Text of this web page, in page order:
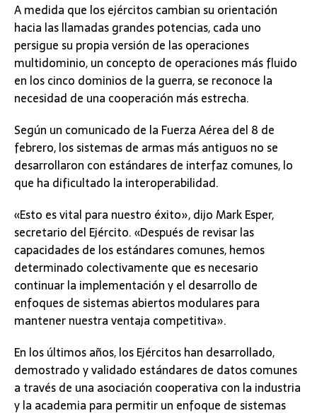
A medida que los ejércitos cambian su orientación
hacia las llamadas grandes potencias, cada uno
persigue su propia versión de las operaciones
multidominio, un concepto de operaciones más fluido
en los cinco dominios de la guerra, se reconoce la
necesidad de una cooperación más estrecha.
Según un comunicado de la Fuerza Aérea del 8 de
febrero, los sistemas de armas más antiguos no se
desarrollaron con estándares de interfaz comunes, lo
que ha dificultado la interoperabilidad.
«Esto es vital para nuestro éxito», dijo Mark Esper,
secretario del Ejército. «Después de revisar las
capacidades de los estándares comunes, hemos
determinado colectivamente que es necesario
continuar la implementación y el desarrollo de
enfoques de sistemas abiertos modulares para
mantener nuestra ventaja competitiva».
En los últimos años, los Ejércitos han desarrollado,
demostrado y validado estándares de datos comunes
a través de una asociación cooperativa con la industria
y la academia para permitir un enfoque de sistemas